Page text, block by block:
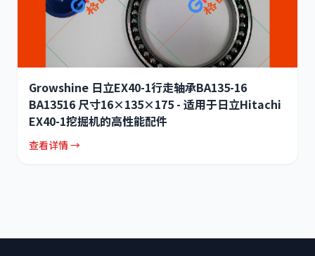
Growshine 日立EX40-1行走轴承BA135-16
BA13516 尺寸16×135×175 - 适用于日立Hitachi
EX40-1挖掘机的高性能配件
查看详情 →